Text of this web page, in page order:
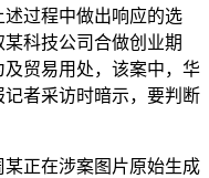
过程中做出响应的选
科技公司合做创业期
贸易用处，该案中，华
者采访时暗示，要判断
正在涉案图片原始生成